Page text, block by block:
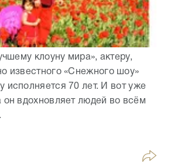
клоуну мира», актеру,
известного «Снежного шоу»
исполняется 70 лет. И вот уже
он вдохновляет людей во всём